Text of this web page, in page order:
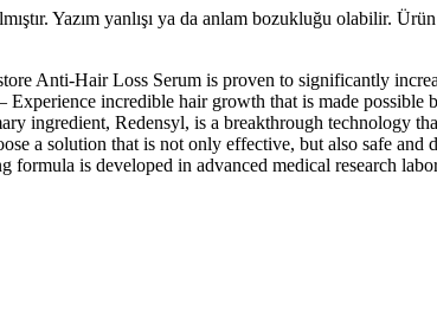
Yazım yanlışı ya da anlam bozukluğu olabilir.
Anti-Hair Loss Serum is proven to significantly
incredible hair growth that is made possible
Redensyl, is a breakthrough technology
solution that is not only effective, but also safe and
is developed in advanced medical research